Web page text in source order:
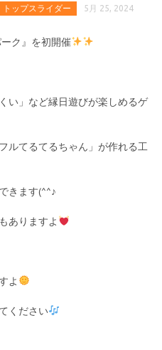
トップスライダー 5月 25, 2024
ク』を初開催
い」など縁日遊びが楽しめるゲ
ルてるてるちゃん」が作れる工
きます(^^♪
ありますよ
よ
ください